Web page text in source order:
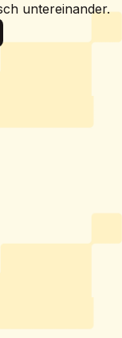
untereinander.